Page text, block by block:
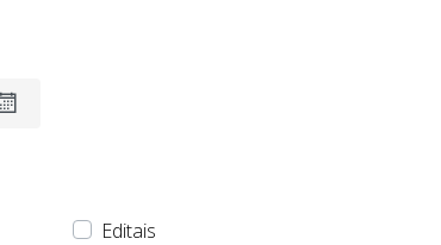
Editais